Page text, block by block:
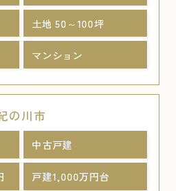
土地 50～100坪
マンション
の川市
中古戸建
戸建1,000万円台